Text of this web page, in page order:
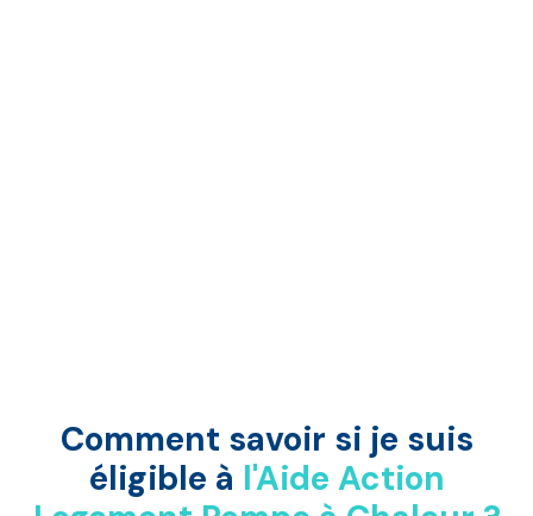
Comment savoir si je suis
éligible à l'Aide Action